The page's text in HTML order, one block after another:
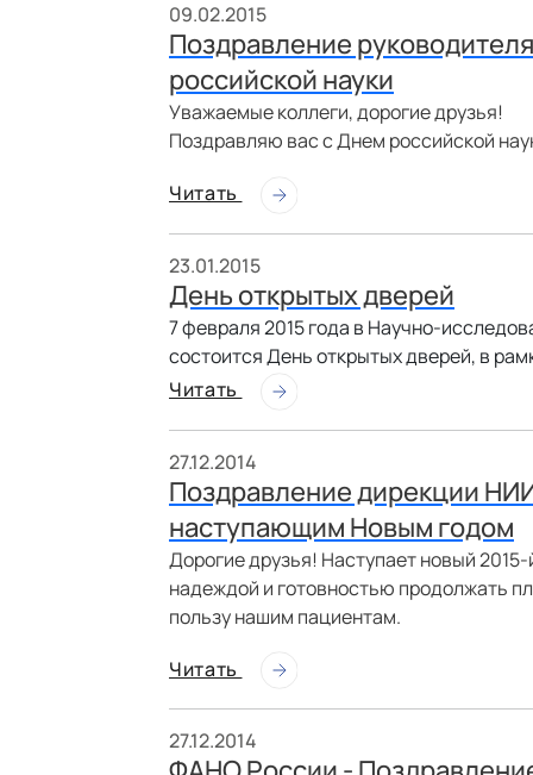
09.02.2015
Поздравление
российской науки
Уважаемые коллеги, дорогие друзья!
Поздравляю вас с Днем российской
Читать
23.01.2015
День открытых дверей
7 февраля 2015 года в Научно-
состоится День открытых дверей, в
Читать
27.12.2014
Поздравление дирекции
наступающим Новым годом
Дорогие друзья! Наступает новый
надеждой и готовностью продолжать
пользу нашим пациентам.
Читать
27.12.2014